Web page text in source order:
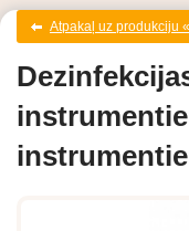
Atpakaļ uz produkciju